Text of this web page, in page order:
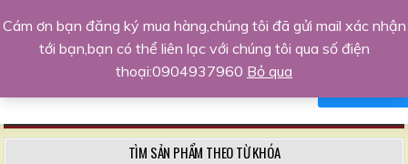
to
content
Trang kinh doanh khởi nghiệp hàng
đầu
Chia sẻ kinh nghiệm, kiến thức kinh doanh, kỹ năng sống
TÌM SẢN PHẨM THEO TỪ KHÓA
Xin chào,tôi sẵn sàng hỗ trợ bạn
Cám ơn bạn đăng ký mua hàng,chúng tôi đã gửi mail xác nhận
tới bạn,bạn có thể liên lạc với chúng tôi qua số điện
thoại:0904937960 Bỏ qua